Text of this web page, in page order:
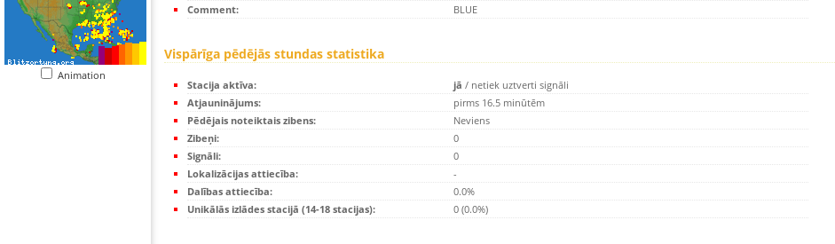
Animation
Comment:
BLUE
Vispārīga pēdējās stundas statistika
Stacija aktīva: jā / netiek uztverti signāli
Atjauninājums:
pirms 16.5 minūtēm
Pēdējais noteiktais zibens:
Neviens
Zibeņi:
0
Signāli:
0
Lokalizācijas attiecība:
-
Dalības attiecība:
0.0%
Unikālās izlādes stacijā (14-18 stacijas):
0 (0.0%)